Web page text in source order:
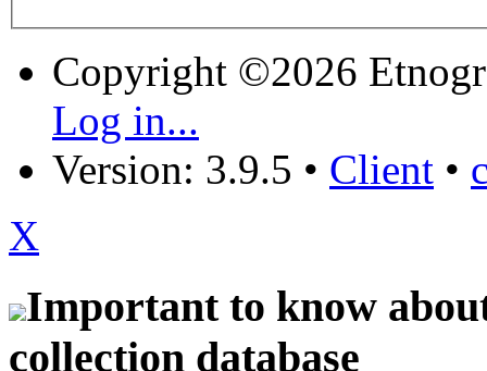
Copyright ©2026
Log in...
Version: 3.9.5 • Client •
X
Important to know
collection database